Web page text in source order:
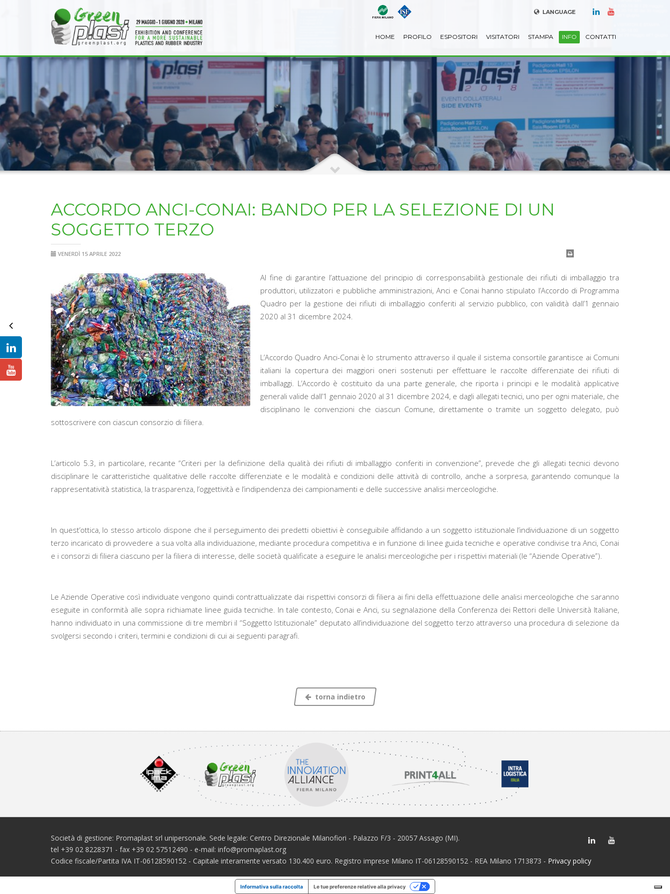
LANGUAGE
HOME PROFILO ESPOSITORI VISITATORI STAMPA INFO CONTATTI
ACCORDO ANCI-CONAI: BANDO PER LA SELEZIONE DI UN
SOGGETTO TERZO
VENERDÌ 15 APRILE 2022
Al fine di garantire l’attuazione del principio di corresponsabilità gestionale dei rifiuti di imballaggio tra
produttori, utilizzatori e pubbliche amministrazioni, Anci e Conai hanno stipulato l’Accordo di Programma
Quadro per la gestione dei rifiuti di imballaggio conferiti al servizio pubblico, con validità dall’1 gennaio
2020 al 31 dicembre 2024.
L’Accordo Quadro Anci-Conai è lo strumento attraverso il quale il sistema consortile garantisce ai Comuni
italiani la copertura dei maggiori oneri sostenuti per effettuare le raccolte differenziate dei rifiuti di
imballaggi. L’Accordo è costituito da una parte generale, che riporta i principi e le modalità applicative
generali valide dall’1 gennaio 2020 al 31 dicembre 2024, e dagli allegati tecnici, uno per ogni materiale, che
disciplinano le convenzioni che ciascun Comune, direttamente o tramite un soggetto delegato, può
sottoscrivere con ciascun consorzio di filiera.
L’articolo 5.3, in particolare, recante “Criteri per la definizione della qualità dei rifiuti di imballaggio conferiti in convenzione”, prevede che gli allegati tecnici devono
disciplinare le caratteristiche qualitative delle raccolte differenziate e le modalità e condizioni delle attività di controllo, anche a sorpresa, garantendo comunque la
rappresentatività statistica, la trasparenza, l’oggettività e l’indipendenza dei campionamenti e delle successive analisi merceologiche.
In quest’ottica, lo stesso articolo dispone che il perseguimento dei predetti obiettivi è conseguibile affidando a un soggetto istituzionale l’individuazione di un soggetto
terzo incaricato di provvedere a sua volta alla individuazione, mediante procedura competitiva e in funzione di linee guida tecniche e operative condivise tra Anci, Conai
e i consorzi di filiera ciascuno per la filiera di interesse, delle società qualificate a eseguire le analisi merceologiche per i rispettivi materiali (le “Aziende Operative”).
Le Aziende Operative così individuate vengono quindi contrattualizzate dai rispettivi consorzi di filiera ai fini della effettuazione delle analisi merceologiche che saranno
eseguite in conformità alle sopra richiamate linee guida tecniche. In tale contesto, Conai e Anci, su segnalazione della Conferenza dei Rettori delle Università Italiane,
hanno individuato in una commissione di tre membri il “Soggetto Istituzionale” deputato all’individuazione del soggetto terzo attraverso una procedura di selezione da
svolgersi secondo i criteri, termini e condizioni di cui ai seguenti paragrafi.
torna indietro
Società di gestione: Promaplast srl unipersonale. Sede legale: Centro Direzionale Milanofiori - Palazzo F/3 - 20057 Assago (MI).
tel +39 02 8228371 - fax +39 02 57512490 - e-mail: info@promaplast.org
Codice fiscale/Partita IVA IT-06128590152 - Capitale interamente versato 130.400 euro. Registro imprese Milano IT-06128590152 - REA Milano 1713873 - Privacy policy
Informativa sulla raccolta Le tue preferenze relative alla privacy